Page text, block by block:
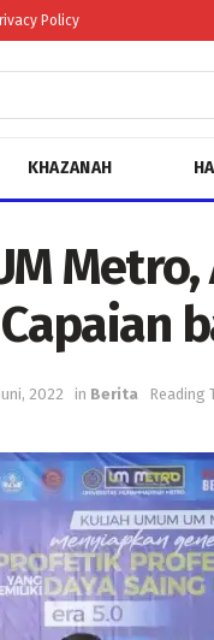
Policy
KHAZANAH
2022 in Berita Reading